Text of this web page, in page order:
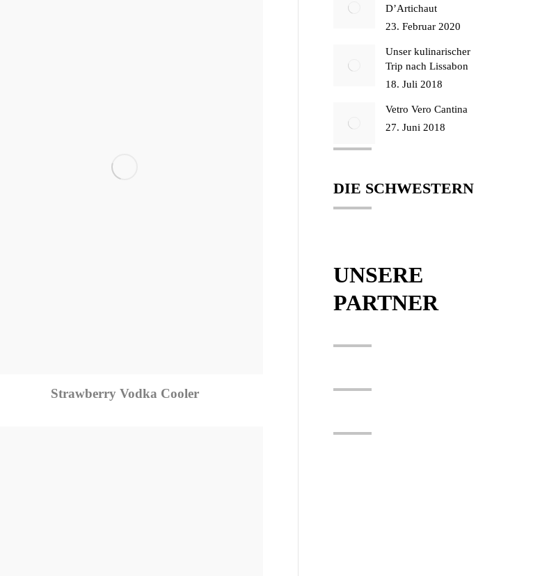
Strawberry Vodka Cooler
D’Artichaut
23. Februar 2020
Unser kulinarischer
Trip nach Lissabon
18. Juli 2018
Vetro Vero Cantina
27. Juni 2018
DIE SCHWESTERN
UNSERE
PARTNER